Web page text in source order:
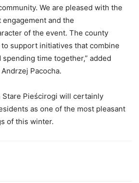
We are pleased with the
and the
of the event. The county
support initiatives that combine
time together,” added
Pacocha.
Pieścirogi will certainly
as one of the most pleasant
of this winter.